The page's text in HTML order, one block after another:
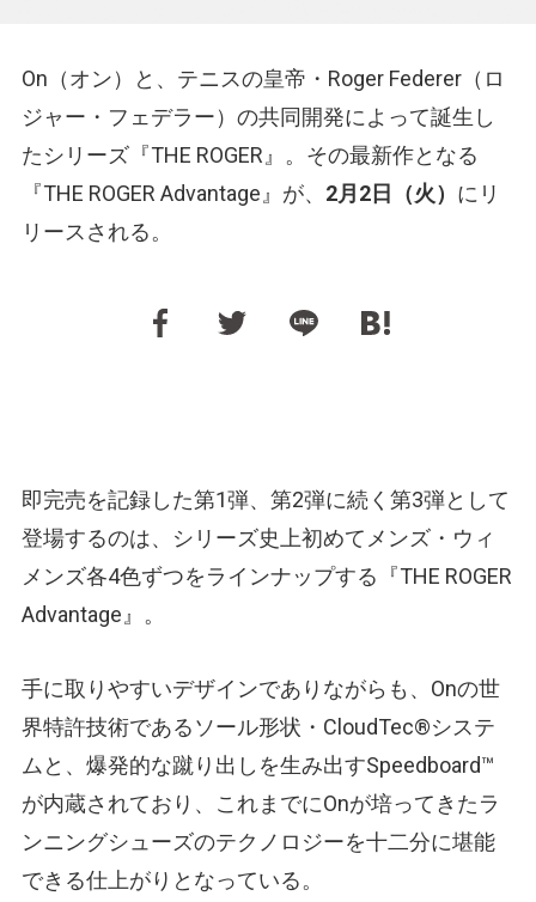
On（オン）と、テニスの皇帝・Roger Federer（ロ
ジャー・フェデラー）の共同開発によって誕生し
たシリーズ『THE ROGER』。その最新作となる
『THE ROGER Advantage』が、 2月2日（火） にリ
リースされる。
即完売を記録した第1弾、第2弾に続く第3弾として
登場するのは、シリーズ史上初めてメンズ・ウィ
メンズ各4色ずつをラインナップする『THE ROGER
Advantage』。
手に取りやすいデザインでありながらも、Onの世
界特許技術であるソール形状・CloudTec®︎システ
ムと、爆発的な蹴り出しを生み出すSpeedboard™️
が内蔵されており、これまでにOnが培ってきたラ
ンニングシューズのテクノロジーを十二分に堪能
できる仕上がりとなっている。